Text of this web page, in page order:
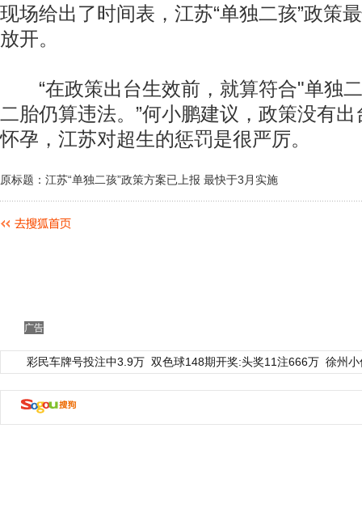
现场给出了时间表，江苏“单独二孩”政策
放开。
“在政策出台生效前，就算符合"单独
二胎仍算违法。”何小鹏建议，政策没有
怀孕，江苏对超生的惩罚是很严厉。
原标题：江苏“单独二孩”政策方案已上报 最快于3月实施
广告
彩民车牌号投注中3.9万 双色球148期开奖:头奖11注666万 徐州